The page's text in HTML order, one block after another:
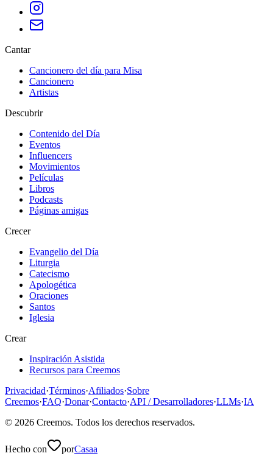
Cantar
Cancionero del día para Misa
Cancionero
Artistas
Descubrir
Contenido del Día
Eventos
Influencers
Movimientos
Películas
Libros
Podcasts
Páginas amigas
Crecer
Evangelio del Día
Liturgia
Catecismo
Apologética
Oraciones
Santos
Iglesia
Crear
Inspiración Asistida
Recursos para Creemos
Privacidad·Términos·Afiliados·Sobre
Creemos·FAQ·Donar·Contacto·API / Desarrolladores·LLMs·IA
© 2026 Creemos. Todos los derechos reservados.
Hecho con porCasaa